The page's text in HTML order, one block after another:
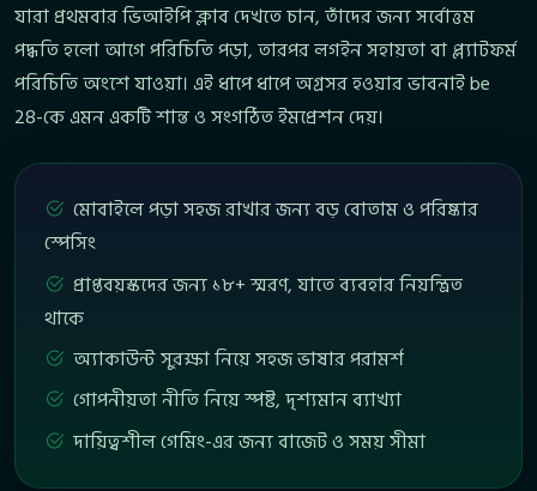
যারা প্রথমবার ভিআইপি ক্লাব দেখতে চান, তাঁদের জন্য সর্বোত্তম
পদ্ধতি হলো আগে পরিচিতি পড়া, তারপর লগইন সহায়তা বা প্ল্যাটফর্ম
পরিচিতি অংশে যাওয়া। এই ধাপে ধাপে অগ্রসর হওয়ার ভাবনাই be
28-কে এমন একটি শান্ত ও সংগঠিত ইমপ্রেশন দেয়।
মোবাইলে পড়া সহজ রাখার জন্য বড় বোতাম ও পরিষ্কার
স্পেসিং
প্রাপ্তবয়স্কদের জন্য ১৮+ স্মরণ, যাতে ব্যবহার নিয়ন্ত্রিত
থাকে
অ্যাকাউন্ট সুরক্ষা নিয়ে সহজ ভাষার পরামর্শ
গোপনীয়তা নীতি নিয়ে স্পষ্ট, দৃশ্যমান ব্যাখ্যা
দায়িত্বশীল গেমিং-এর জন্য বাজেট ও সময় সীমা